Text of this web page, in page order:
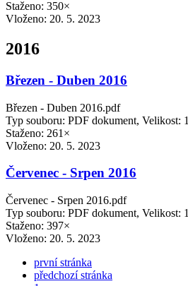
Staženo: 350×
Vloženo: 20. 5. 2023
2016
Březen - Duben 2016
Březen - Duben 2016.pdf
Typ souboru: PDF dokument, Velikost:
Staženo: 261×
Vloženo: 20. 5. 2023
Červenec - Srpen 2016
Červenec - Srpen 2016.pdf
Typ souboru: PDF dokument, Velikost:
Staženo: 397×
Vloženo: 20. 5. 2023
první stránka
předchozí stránka